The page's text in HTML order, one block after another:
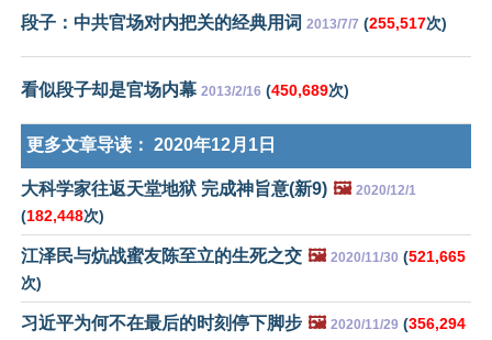
段子：中共官场对内把关的经典用词 2013/7/7 (255,517次)
看似段子却是官场内幕 2013/2/16 (450,689次)
更多文章导读： 2020年12月1日
大科学家往返天堂地狱 完成神旨意(新9) 🖼️ 2020/12/1
(182,448次)
江泽民与炕战蜜友陈至立的生死之交 🖼️ 2020/11/30 (521,665
次)
习近平为何不在最后的时刻停下脚步 🖼️ 2020/11/29 (356,294